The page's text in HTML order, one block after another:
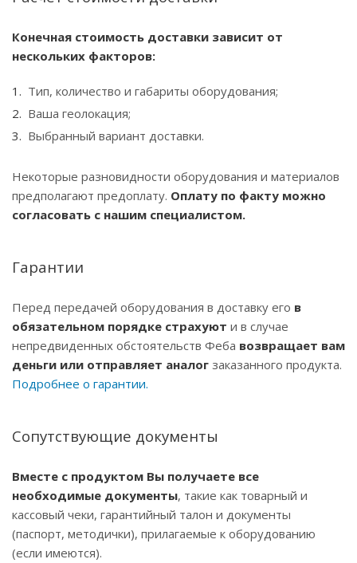
Конечная стоимость доставки зависит от
нескольких факторов:
Тип, количество и габариты оборудования;
Ваша геолокация;
Выбранный вариант доставки.
Некоторые разновидности оборудования и материалов
предполагают предоплату. Оплату по факту можно
согласовать с нашим специалистом.
Гарантии
Перед передачей оборудования в доставку его в
обязательном порядке страхуют и в случае
непредвиденных обстоятельств Феба возвращает вам
деньги или отправляет аналог заказанного продукта.
Подробнее о гарантии.
Сопутствующие документы
Вместе с продуктом Вы получаете все
необходимые документы, такие как товарный и
кассовый чеки, гарантийный талон и документы
(паспорт, методички), прилагаемые к оборудованию
(если имеются).